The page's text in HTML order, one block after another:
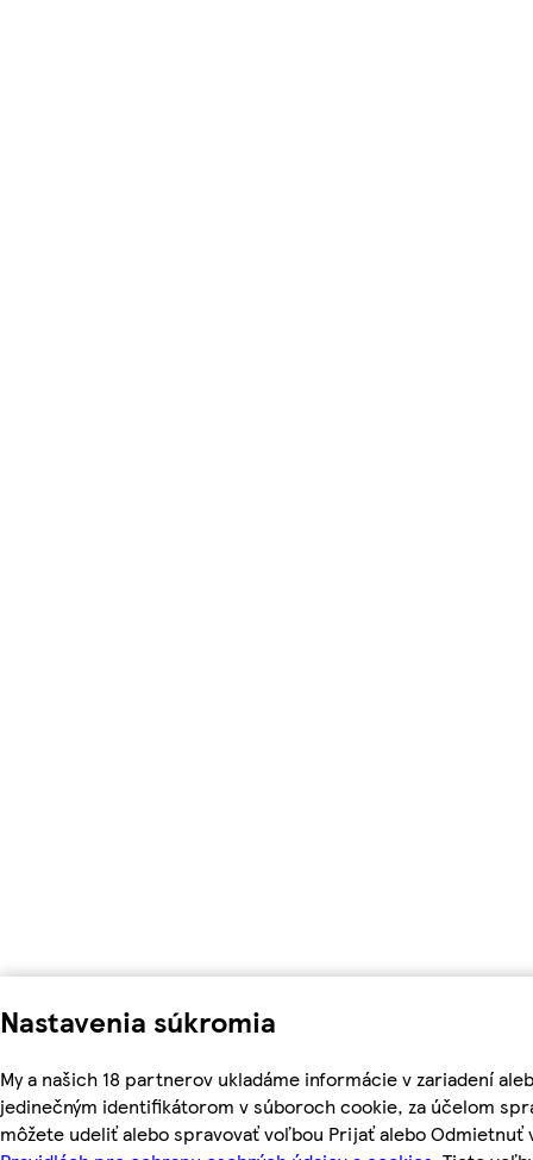
Nastavenia súkromia
My a našich 18 partnerov ukladáme informácie v zariadení
jedinečným identifikátorom v súboroch cookie, za účelom
môžete udeliť alebo spravovať voľbou Prijať alebo